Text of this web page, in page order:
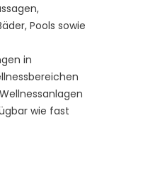
Pools sowie
in
wie fast